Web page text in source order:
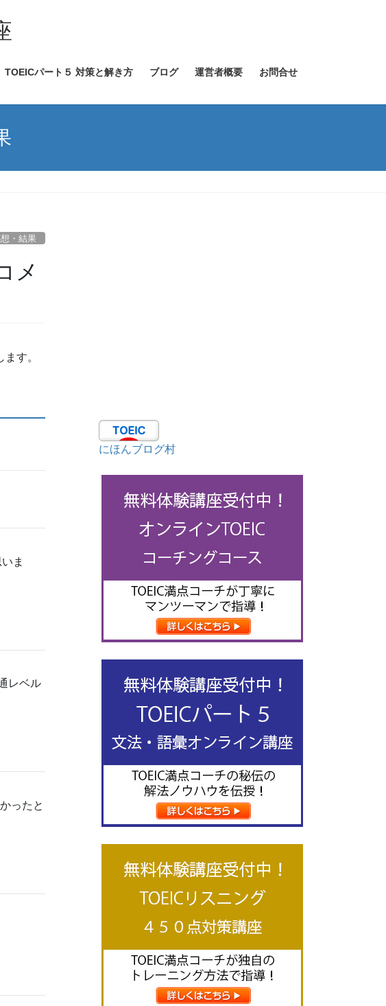
TOEICパート５ 対策と解き方 ブログ 運営者概要 お問合せ
・結果
メ
す。
ま
レベル
ったと
にほんブログ村